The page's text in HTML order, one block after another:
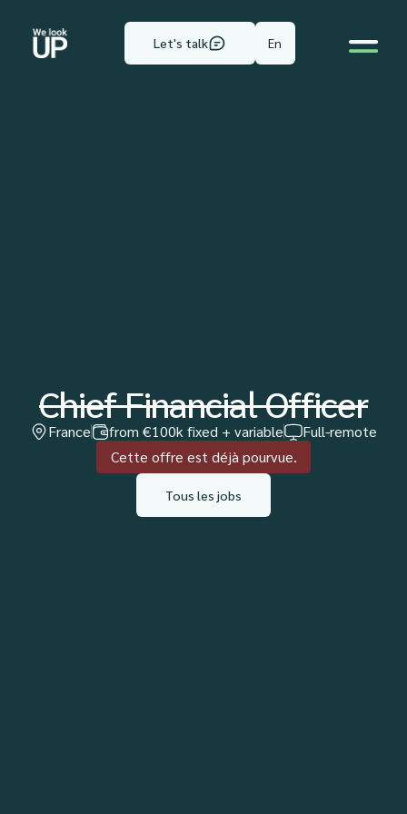
Let's talk En
Chief Financial Officer
France from €100k fixed + variable
Full-remote
Cette offre est déjà pourvue.
Tous les jobs